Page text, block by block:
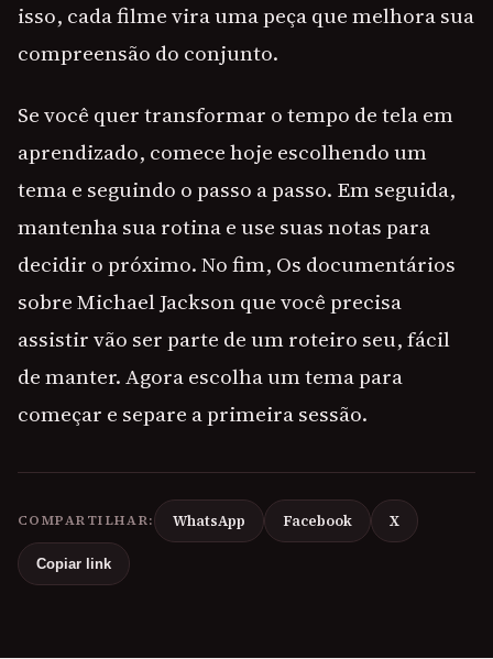
isso, cada filme vira uma peça que melhora sua
compreensão do conjunto.
Se você quer transformar o tempo de tela em
aprendizado, comece hoje escolhendo um
tema e seguindo o passo a passo. Em seguida,
mantenha sua rotina e use suas notas para
decidir o próximo. No fim, Os documentários
sobre Michael Jackson que você precisa
assistir vão ser parte de um roteiro seu, fácil
de manter. Agora escolha um tema para
começar e separe a primeira sessão.
COMPARTILHAR: WhatsApp Facebook X
Copiar link